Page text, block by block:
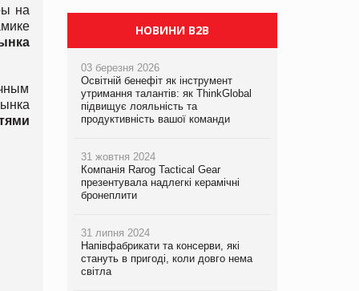
на
НОВИНИ B2B
03 березня 2026
Освітній бенефіт як інструмент
утримання талантів: як ThinkGlobal
підвищує лояльність та
продуктивність вашої команди
31 жовтня 2024
Компанія Rarog Tactical Gear
презентувала надлегкі керамічні
бронеплити
31 липня 2024
Напівфабрикати та консерви, які
стануть в пригоді, коли довго нема
світла